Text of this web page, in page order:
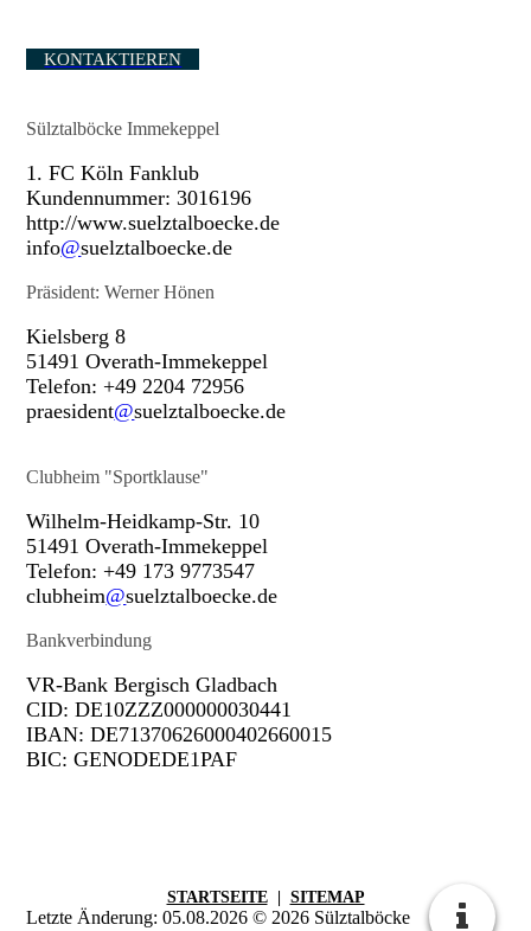
KONTAKTIEREN
Sülztalböcke Immekeppel
1. FC Köln Fanklub
Kundennummer: 3016196
http://www.suelztalboecke.de
info@suelztalboecke.de
Präsident: Werner Hönen
Kielsberg 8
51491 Overath-Immekeppel
Telefon: +49 2204 72956
praesident@suelztalboecke.de
Clubheim "Sportklause"
Wilhelm-Heidkamp-Str. 10
51491 Overath-Immekeppel
Telefon: +49 173 9773547
clubheim@suelztalboecke.de
Bankverbindung
VR-Bank Bergisch Gladbach
CID: DE10ZZZ000000030441
IBAN: DE71370626000402660015
BIC: GENODEDE1PAF
STARTSEITE| SITEMAP
Letzte Änderung: 05.08.2026 © 2026 Sülztalböcke